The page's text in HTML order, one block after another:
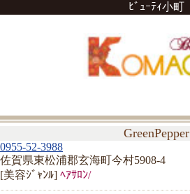
ﾋﾞｭｰﾃｨ小町
GreenPepper
0955-52-3988
佐賀県東松浦郡玄海町今村5908-4
[美容ｼﾞｬﾝﾙ] ﾍｱｻﾛﾝ/